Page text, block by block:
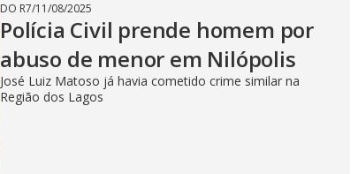
DO R7/11/08/2025
Polícia Civil prende homem por
abuso de menor em Nilópolis
José Luiz Matoso já havia cometido crime similar na
Região dos Lagos